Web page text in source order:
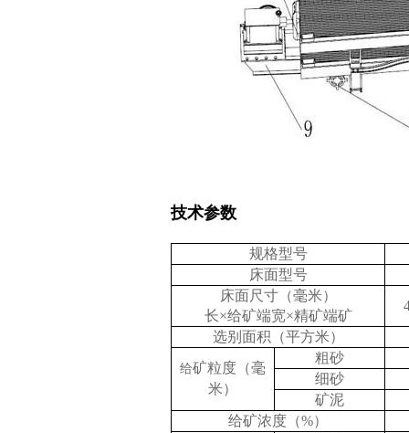
技术参数
规格型号
床面型号
床面尺寸（毫米）
长×给矿端宽×精矿端矿
选别面积（平方米）
给矿粒度（毫
米）
粗砂
细砂
矿泥
给矿浓度（%）